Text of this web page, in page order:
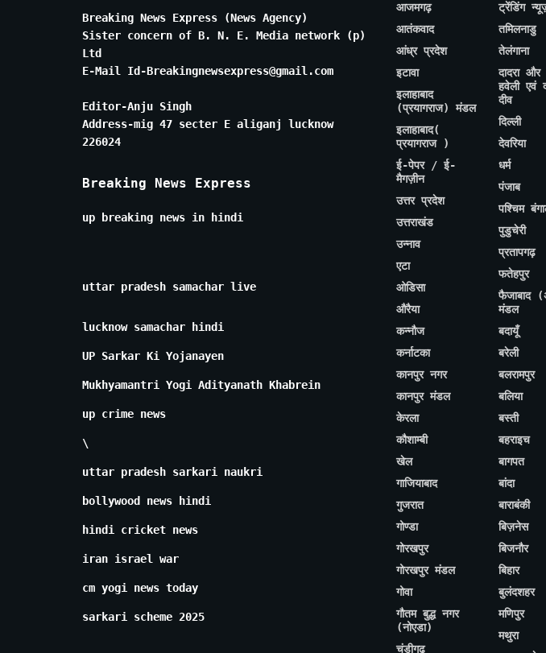
Breaking News Express (News Agency)
Sister concern of B. N. E. Media network (p)
Ltd
E-Mail Id-Breakingnewsexpress@gmail.com
Editor-Anju Singh
Address-mig 47 secter E aliganj lucknow
226024
Breaking News Express
up breaking news in hindi
uttar pradesh samachar live
lucknow samachar hindi
UP Sarkar Ki Yojanayen
Mukhyamantri Yogi Adityanath Khabrein
up crime news
\
uttar pradesh sarkari naukri
bollywood news hindi
hindi cricket news
iran israel war
cm yogi news today
sarkari scheme 2025
आजमगढ़
आतंकवाद
आंध्र प्रदेश
इटावा
इलाहाबाद
(प्रयागराज) मंडल
इलाहाबाद(
प्रयागराज )
ई-पेपर / ई-
मैगज़ीन
उत्तर प्रदेश
उत्तराखंड
उन्नाव
एटा
ओडिसा
औरैया
कन्नौज
कर्नाटका
कानपुर नगर
कानपुर मंडल
केरला
कौशाम्बी
खेल
गाजियाबाद
गुजरात
गोण्डा
गोरखपुर
गोरखपुर मंडल
गोवा
गौतम बुद्ध नगर
(नोएडा)
चंडीगढ़
ट्रेंडिंग
तमिलनाडु
तेलंगाना
दादरा और
हवेली एवं
दीव
दिल्ली
देवरिया
धर्म
पंजाब
पश्चिम
पुडुचेरी
प्रतापगढ़
फतेहपुर
फैजाबाद
मंडल
बदायूँ
बरेली
बलरामपुर
बलिया
बस्ती
बहराइच
बागपत
बांदा
बाराबंकी
बिज़नेस
बिजनौर
बिहार
बुलंदशहर
मणिपुर
मथुरा